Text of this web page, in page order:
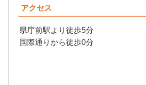
アクセス
県庁前駅より徒歩5分
国際通りから徒歩0分